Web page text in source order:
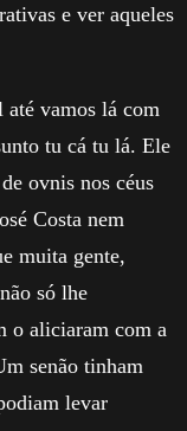
e ver aqueles
até vamos lá com
tu cá tu lá. Ele
ovnis nos céus
Costa nem
muita gente,
só lhe
o aliciaram com a
senão tinham
levar